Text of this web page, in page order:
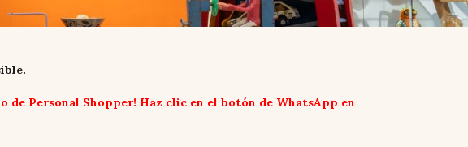
Personal Shopper! Haz clic en el botón de WhatsApp en